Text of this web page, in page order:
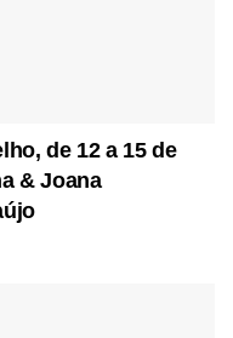
de 12 a 15 de
& Joana